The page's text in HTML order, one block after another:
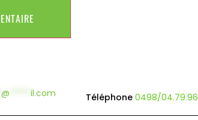
@ *****il.com Téléphone0498/04.79.96